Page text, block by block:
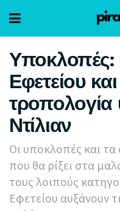
Εφετείου
Ντίλιαν
Οι υποκλοπές και τα
που θα ρίξει στα
τους λοιπούς
Εφετείου αυξάνουν